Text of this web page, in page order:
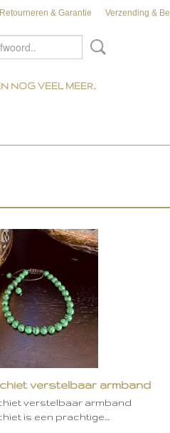
Retourneren & Garantie Verzending &
NOG VEEL MEER..
verstelbaar armband
verstelbaar armband
is een prachtige…